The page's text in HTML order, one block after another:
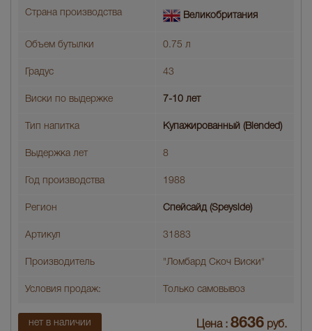
Страна производства Великобритания
Объем бутылки 0.75 л
Градус 43
Виски по выдержке 7-10 лет
Тип напитка Купажированный (Blended)
Выдержка лет 8
Год производства 1988
Регион Спейсайд (Speyside)
Артикул 31883
Производитель "Ломбард Скоч Виски"
Условия продаж: Только самовывоз
нет в наличии Цена : 8636 руб.